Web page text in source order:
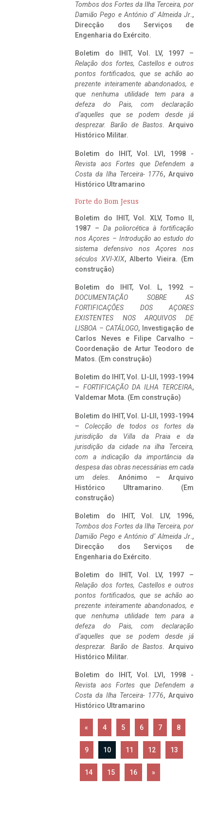
Tombos dos Fortes da Ilha Terceira, por
Damião Pego e António d’ Almeida Jr.,
Direcção dos Serviços de
Engenharia do Exército.
Boletim do IHIT, Vol. LV, 1997 –
Relação dos fortes, Castellos e outros
pontos fortificados, que se achão ao
prezente inteiramente abandonados, e
que nenhuma utilidade tem para a
defeza do Pais, com declaração
d’aquelles que se podem desde já
desprezar. Barão de Bastos. Arquivo
Histórico Militar.
Boletim do IHIT, Vol. LVI, 1998 -
Revista aos Fortes que Defendem a
Costa da Ilha Terceira- 1776, Arquivo
Histórico Ultramarino
Forte do Bom Jesus
Boletim do IHIT, Vol. XLV, Tomo II,
1987 – Da poliorcética à fortificação
nos Açores – Introdução ao estudo do
sistema defensivo nos Açores nos
séculos XVI-XIX, Alberto Vieira. (Em
construção)
Boletim do IHIT, Vol. L, 1992 –
DOCUMENTAÇÃO SOBRE AS
FORTIFICAÇÕES DOS AÇORES
EXISTENTES NOS ARQUIVOS DE
LISBOA – CATÁLOGO, Investigação de
Carlos Neves e Filipe Carvalho –
Coordenação de Artur Teodoro de
Matos. (Em construção)
Boletim do IHIT, Vol. LI-LII, 1993-1994
– FORTIFICAÇÃO DA ILHA TERCEIRA,
Valdemar Mota. (Em construção)
Boletim do IHIT, Vol. LI-LII, 1993-1994
– Colecção de todos os fortes da
jurisdição da Villa da Praia e da
jurisdição da cidade na ilha Terceira,
com a indicação da importância da
despesa das obras necessárias em cada
um deles. Anónimo – Arquivo
Histórico Ultramarino. (Em
construção)
Boletim do IHIT, Vol. LIV, 1996,
Tombos dos Fortes da Ilha Terceira, por
Damião Pego e António d’ Almeida Jr.,
Direcção dos Serviços de
Engenharia do Exército.
Boletim do IHIT, Vol. LV, 1997 –
Relação dos fortes, Castellos e outros
pontos fortificados, que se achão ao
prezente inteiramente abandonados, e
que nenhuma utilidade tem para a
defeza do Pais, com declaração
d’aquelles que se podem desde já
desprezar. Barão de Bastos. Arquivo
Histórico Militar.
Boletim do IHIT, Vol. LVI, 1998 -
Revista aos Fortes que Defendem a
Costa da Ilha Terceira- 1776, Arquivo
Histórico Ultramarino
« 4 5 6 7 8
9 10 11 12 13
14 15 16 »